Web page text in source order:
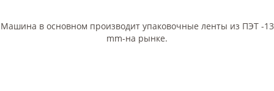
Машина в основном производит упаковочные ленты из ПЭТ -13
mm-на рынке.